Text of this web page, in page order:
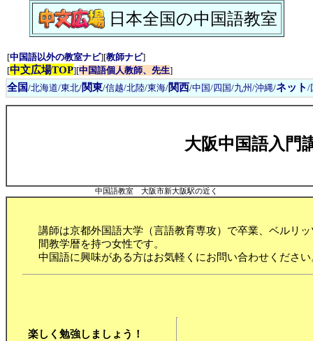
日本全国の中国語教室
[中国語以外の教室ナビ][教師ナビ]
[中文広場TOP][中国語個人教師、先生]
全国/北海道/東北/関東/信越/北陸/東海/関西/中国/四国/九州/沖縄/ネット /
大阪中国語入門
中国語教室 大阪市新大阪駅の近く
講師は京都外国語大学（言語教育専攻）で卒業、ベルリ
間教学暦を持つ女性です。
中国語に興味がある方はお気軽くにお問い合わせください
楽しく勉強しましょう！